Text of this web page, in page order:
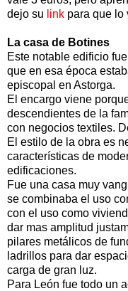
dejo su link para que lo
La casa de Botines
Este notable edificio
que en esa época
episcopal en Astorga.
El encargo viene
descendientes de la
con negocios textiles.
El estilo de la obra es
características de
edificaciones.
Fue una casa muy
se combinaba el uso
con el uso como
dar mas amplitud
pilares metálicos de
ladrillos para dar
carga de gran luz.
Para León fue todo un